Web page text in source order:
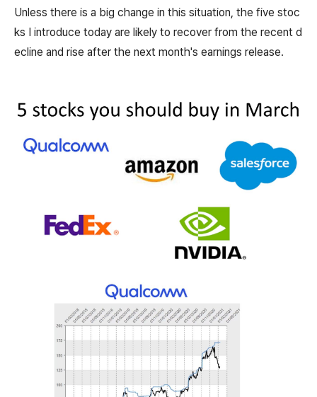
Unless there is a big change in this situation, the five stoc
ks I introduce today are likely to recover from the recent d
ecline and rise after the next month's earnings release.